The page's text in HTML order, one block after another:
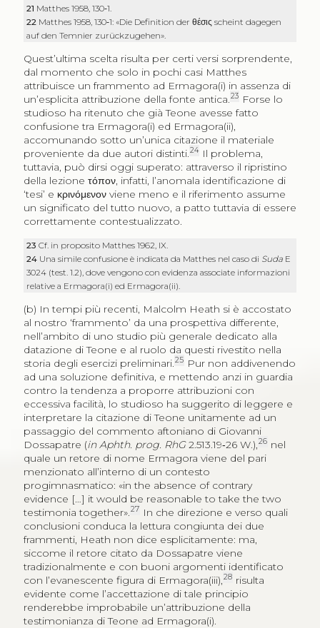
21 Matthes 1958, 130‑1.
22 Matthes 1958, 130‑1: «Die Definition derθέσις scheint dagegen
auf den Temnier zurückzugehen».
Quest’ultima scelta risulta per certi versi sorprendente,
dal momento che solo in pochi casi Matthes
attribuisce un frammento ad Ermagora(i) in assenza di
un’esplicita attribuzione della fonte antica.23 Forse lo
studioso ha ritenuto che già Teone avesse fatto
confusione tra Ermagora(i) ed Ermagora(ii),
accomunando sotto un’unica citazione il materiale
proveniente da due autori distinti.24Il problema,
tuttavia, può dirsi oggi superato: attraverso il ripristino
della lezione τόπον, infatti, l’anomala identificazione di
‘tesi’ e κρινόμενονviene meno e il riferimento assume
un significato del tutto nuovo, a patto tuttavia di essere
correttamente contestualizzato.
23Cf. in proposito Matthes 1962, IX.
24 Una simile confusione è indicata da Matthes nel caso di Suda E
3024 (test. 1.2), dove vengono con evidenza associate informazioni
relative a Ermagora(i) ed Ermagora(ii).
(b) In tempi più recenti, Malcolm Heath si è accostato
al nostro ‘frammento’ da una prospettiva differente,
nell’ambito di uno studio più generale dedicato alla
datazione di Teone e al ruolo da questi rivestito nella
storia degli esercizi preliminari.25 Pur non addivenendo
ad una soluzione definitiva, e mettendo anzi in guardia
contro la tendenza a proporre attribuzioni con
eccessiva facilità, lo studioso ha suggerito di leggere e
interpretare la citazione di Teone unitamente ad un
passaggio del commento aftoniano di Giovanni
Dossapatre (in Aphth. prog. RhG2.513.19‑26 W.),26 nel
quale un retore di nome Ermagora viene del pari
menzionato all’interno di un contesto
progimnasmatico: «in the absence of contrary
evidence […] it would be reasonable to take the two
testimonia together».27 In che direzione e verso quali
conclusioni conduca la lettura congiunta dei due
frammenti, Heath non dice esplicitamente: ma,
siccome il retore citato da Dossapatre viene
tradizionalmente e con buoni argomenti identificato
con l’evanescente figura di Ermagora(iii),28 risulta
evidente come l’accettazione di tale principio
renderebbe improbabile un’attribuzione della
testimonianza di Teone ad Ermagora(i).